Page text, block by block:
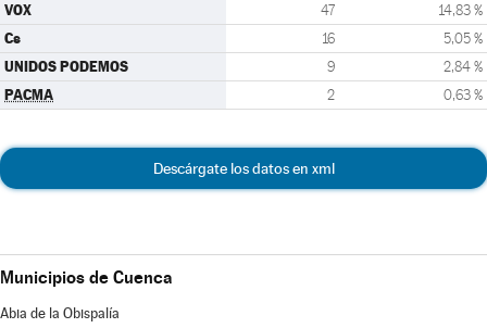
VOX 47 14,83 %
Cs 16 5,05 %
UNIDOS PODEMOS 9 2,84 %
PACMA 2 0,63 %
Descárgate los datos en xml
Municipios de Cuenca
Abia de la Obispalía